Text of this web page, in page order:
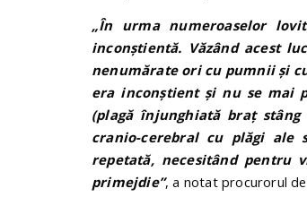
„În urma numeroaselor
inconştientă. Văzând acest
nenumărate ori cu pumnii şi
era inconştient şi nu se mai
(plagă înjunghiată braţ
cranio-cerebral cu plăgi ale
repetată, necesitând pentru
primejdie”, a notat procurorul